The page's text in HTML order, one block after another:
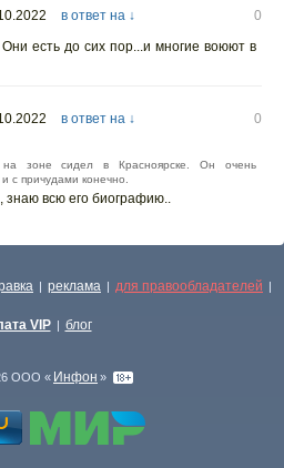
в ответ на ↓
0
есть до сих пор...и многие воюют в
в ответ на ↓ 0
зоне сидел в Красноярске. Он очень
с причудами конечно.
знаю всю его биографию..
| реклама | для правообладателей |
VIP | блог
ООО « Инфон »